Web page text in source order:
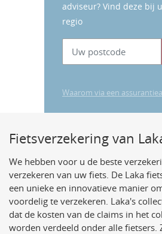
adviseur? Vind deze bij
regio
Waarom via een
Fietsverzekering van
We hebben voor u de beste
verzekeren van uw fiets. De Laka
een unieke en innovatieve manier
voordelig te verzekeren. Laka's
dat de kosten van de claims in het
worden verdeeld onder alle fietsers.